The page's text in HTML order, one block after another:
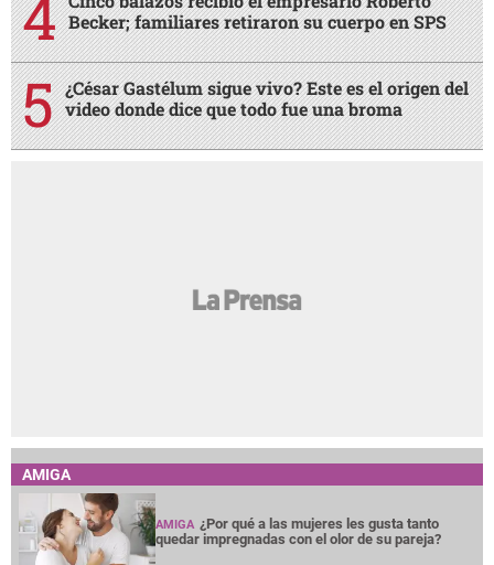
Becker; familiares retiraron su cuerpo en SPS
¿César Gastélum sigue vivo? Este es el origen del
video donde dice que todo fue una broma
AMIGA
AMIGA ¿Por qué a las mujeres les gusta tanto
quedar impregnadas con el olor de su pareja?